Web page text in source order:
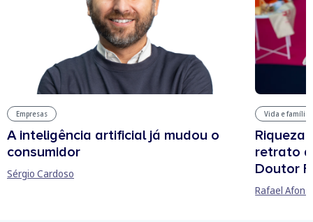
Empresas
A inteligência artificial já mudou o
consumidor
Sérgio Cardoso
Vida e família
retrato
Doutor
Rafael